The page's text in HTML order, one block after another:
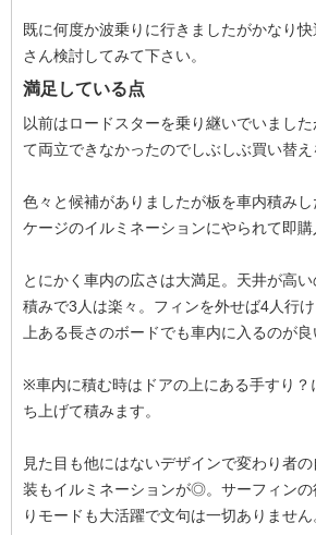
既に何度か波乗りに行きましたがかなり
さん検討してみて下さい。
満足している点
以前はロードスターを乗り継いでいまし
て両立できなかったのでしぶしぶ買い替え
色々と候補がありましたが板を車内積み
ケージのイルミネーションにやられて即購
とにかく車内の広さは大満足。天井が高
積みで3人は楽々。フィンを外せば4人行
上ある長さのボードでも車内に入るのが良
※車内に積む時はドアの上にある手すり？
ち上げて積みます。
見た目も他にはないデザインで変わり者
装もイルミネーションが◎。サーフィンの
りモードも大活躍で文句は一切ありません